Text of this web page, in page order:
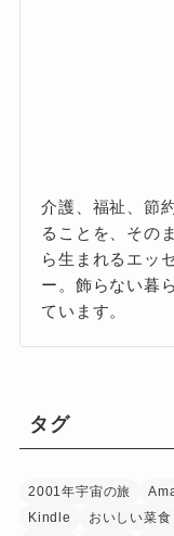
介護、福祉、節
ることを、その
ら生まれるエッ
ー。飾らない暮
ています。
タグ
2001年宇宙の旅
Kindle
おいしい菜食